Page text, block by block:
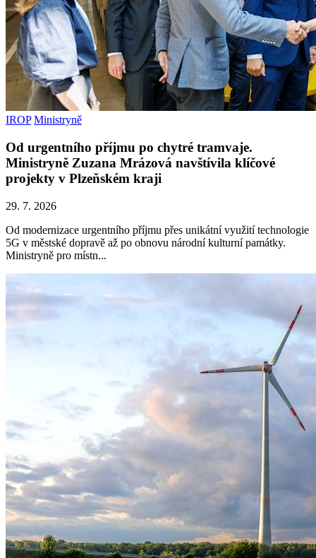
IROP Ministryně
Od urgentního příjmu po chytré tramvaje.
Ministryně Zuzana Mrázová navštívila klíčové
projekty v Plzeňském kraji
29. 7. 2026
Od modernizace urgentního příjmu přes unikátní využití technologie
5G v městské dopravě až po obnovu národní kulturní památky.
Ministryně pro místn...